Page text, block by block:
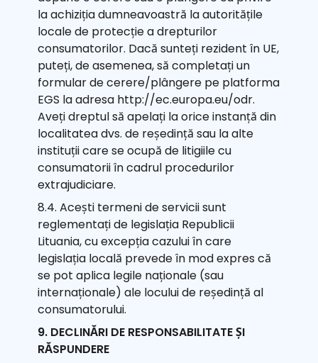
la achiziția dumneavoastră la autoritățile
locale de protecție a drepturilor
consumatorilor. Dacă sunteți rezident în UE,
puteți, de asemenea, să completați un
formular de cerere/plângere pe platforma
EGS la adresa http://ec.europa.eu/odr.
Aveți dreptul să apelați la orice instanță din
localitatea dvs. de reședință sau la alte
instituții care se ocupă de litigiile cu
consumatorii în cadrul procedurilor
extrajudiciare.
8.4. Acești termeni de servicii sunt
reglementați de legislația Republicii
Lituania, cu excepția cazului în care
legislația locală prevede în mod expres că
se pot aplica legile naționale (sau
internaționale) ale locului de reședință al
consumatorului.
9. DECLINĂRI DE RESPONSABILITATE ȘI
RĂSPUNDERE